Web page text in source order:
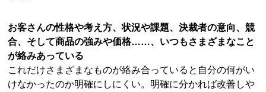
お客さんの性格や考え方、状況や課題、決裁者の意向、競
合、そして商品の強みや価格……、いつもさまざまなこと
が絡みあっている
これだけさまざまなものが絡み合っていると自分の何がい
けなかったのか明確にしにくい。明確に分かれば改善しや